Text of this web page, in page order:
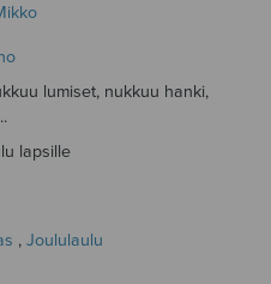
lumiset, nukkuu hanki,
lapsille
, Joululaulu